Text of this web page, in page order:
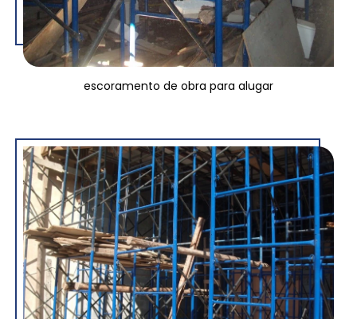
escoramento de obra para alugar